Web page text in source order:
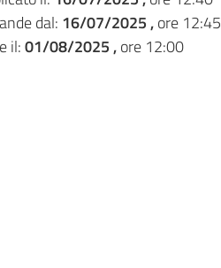
dal: 16/07/2025 ,ore 12:45
il:01/08/2025 ,ore 12:00